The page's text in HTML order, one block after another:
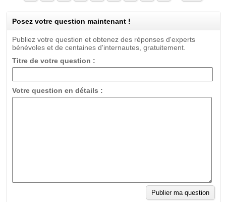
Posez votre question maintenant !
Publiez votre question et obtenez des réponses d'experts
bénévoles et de centaines d'internautes, gratuitement.
Titre de votre question :
Votre question en détails :